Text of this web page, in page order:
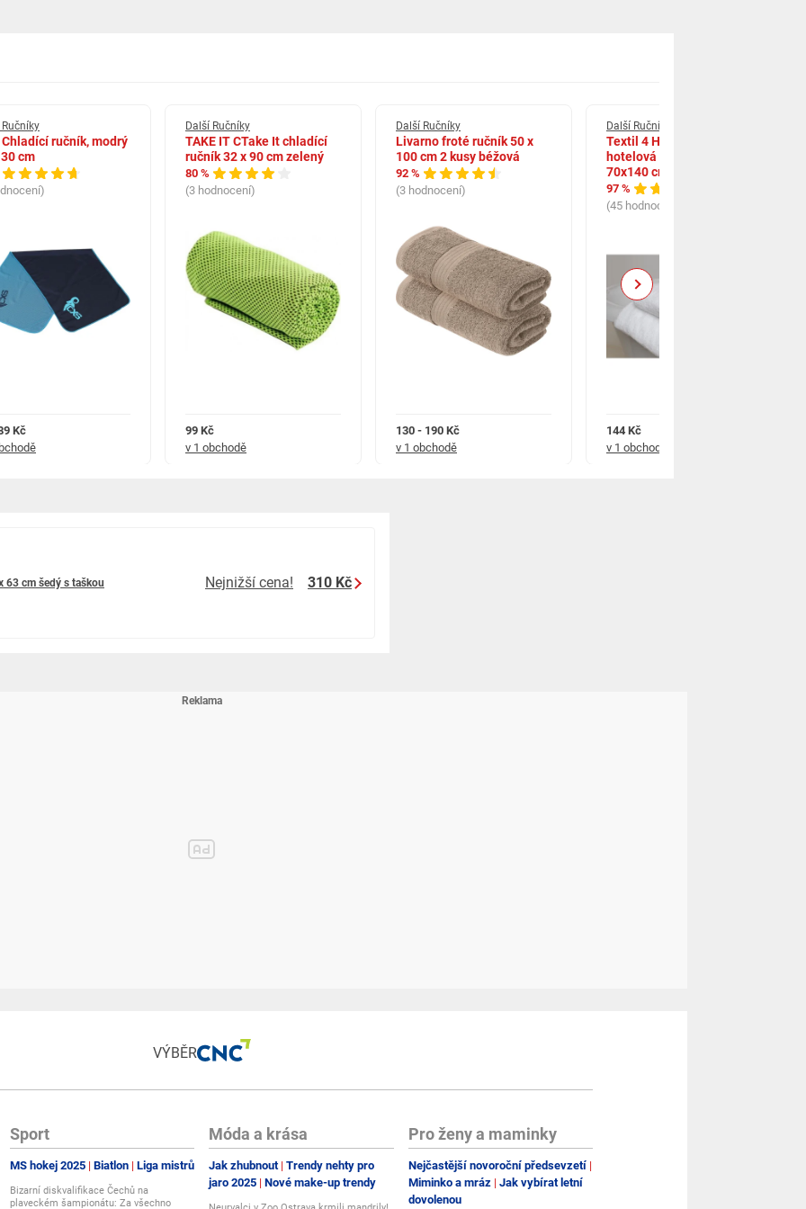
Chladící ručník, modrý
cm
Kč
Další Ručníky
TAKE IT CTake It chladící
ručník 32 x 90 cm zelený
80 %
(3 hodnocení)
99 Kč
v 1 obchodě
Další Ručníky
Livarno froté ručník 50 x
100 cm 2 kusy béžová
92 %
(3 hodnocení)
130 - 190 Kč
v 1 obchodě
Další Ručníky
Textil 4 Hotels Bílá
hotelová osuška TH0136
70x140 cm bílá
97 %
(45 hodnocení)
144 Kč
v 1 obchodě
Next
63 cm šedý s taškou Nejnižší cena! 310 Kč
VÝBĚR
Sport
MS hokej 2025 Biatlon Liga mistrů
Bizarní diskvalifikace Čechů na
plaveckém šampionátu: Za všechno
Móda a krása
Jak zhubnout Trendy nehty pro
jaro 2025 Nové make-up trendy
Pro ženy a maminky
Nejčastější novoroční předsevzetí
Miminko a mráz
Jak vybírat letní
dovolenou